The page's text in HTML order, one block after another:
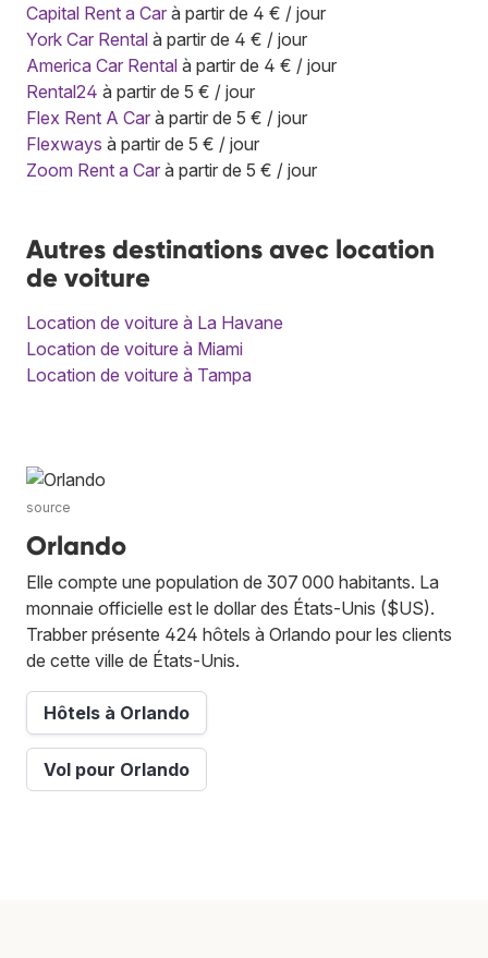
Capital Rent a Car à partir de 4 € / jour
York Car Rental à partir de 4 € / jour
America Car Rental à partir de 4 € / jour
Rental24 à partir de 5 € / jour
Flex Rent A Car à partir de 5 € / jour
Flexways à partir de 5 € / jour
Zoom Rent a Car à partir de 5 € / jour
Autres destinations avec location
de voiture
Location de voiture à La Havane
Location de voiture à Miami
Location de voiture à Tampa
source
Orlando
Elle compte une population de 307 000 habitants. La
monnaie officielle est le dollar des États-Unis ($US).
Trabber présente 424 hôtels à Orlando pour les clients
de cette ville de États-Unis.
Hôtels à Orlando
Vol pour Orlando